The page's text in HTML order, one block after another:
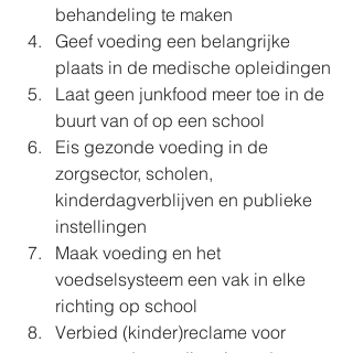
behandeling te maken
Geef voeding een belangrijke
plaats in de medische opleidingen
Laat geen junkfood meer toe in de
buurt van of op een school
Eis gezonde voeding in de
zorgsector, scholen,
kinderdagverblijven en publieke
instellingen
Maak voeding en het
voedselsysteem een vak in elke
richting op school
Verbied (kinder)reclame voor